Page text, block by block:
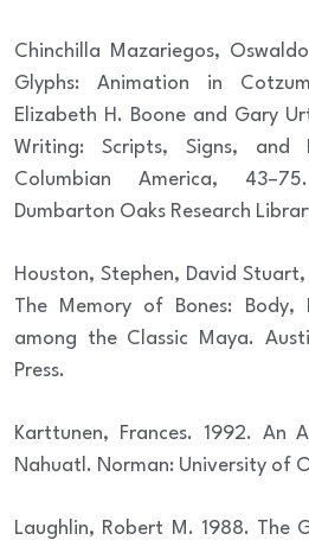
Chinchilla Mazariegos,
Glyphs: Animation in
Elizabeth H. Boone and Gary
Writing: Scripts, Signs, and
Columbian America,
Dumbarton Oaks Research
Houston, Stephen, David
The Memory of Bones: Body,
among the Classic Maya.
Press.
Karttunen, Frances. 1992. An
Nahuatl. Norman: University of
Laughlin, Robert M. 1988. The